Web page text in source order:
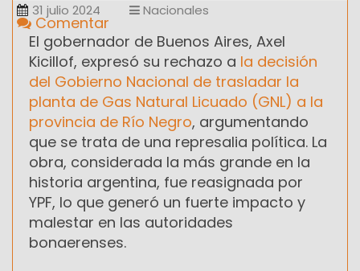
31 julio 2024 Nacionales
Comentar
El gobernador de Buenos Aires, Axel
Kicillof, expresó su rechazo a la decisión
del Gobierno Nacional de trasladar la
planta de Gas Natural Licuado (GNL) a la
provincia de Río Negro, argumentando
que se trata de una represalia política. La
obra, considerada la más grande en la
historia argentina, fue reasignada por
YPF, lo que generó un fuerte impacto y
malestar en las autoridades
bonaerenses.